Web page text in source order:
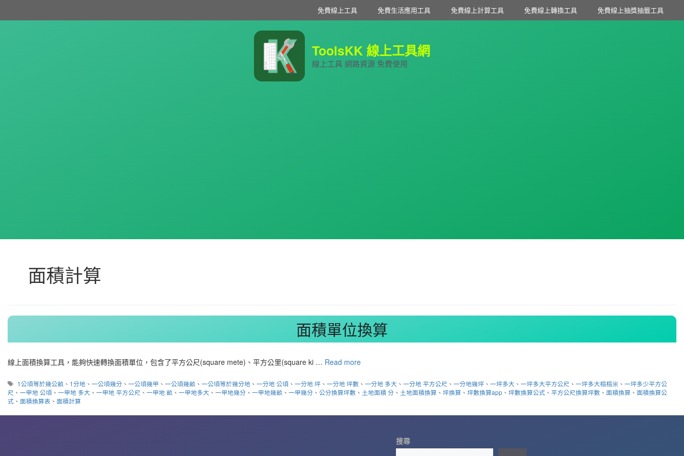
免費線上工具 免費生活應用工具 免費線上計算工具 免費線上轉換工具 免費線上抽獎抽籤工具
ToolsKK 線上工具網
線上工具 網路資源 免費使用
面積計算
面積單位換算
線上面積換算工具，能夠快速轉換面積單位，包含了平方公尺(square mete)、平方公里(square ki … Read more
標
籤
1公頃等於幾公畝 、 1分地 、一公頃幾分 、一公頃幾甲 、一公頃幾畝 、一公頃等於幾分地 、一分地 公頃 、一分地 坪 、一分地 坪數 、一分地 多大 、一分地 平方公尺 、一分地幾坪 、一坪多大 、一坪多大平方公尺 、一坪多大榻榻米 、一坪多少平方公
尺 、 一甲地 公頃 、 一甲地 多大 、 一甲地 平方公尺 、 一甲地 畝 、 一甲地多大 、 一甲地幾分 、 一甲地幾畝 、 一甲幾分 、 公分換算坪數 、 土地面積 分 、 土地面積換算 、 坪換算 、 坪數換算app 、 坪數換算公式 、 平方公尺換算坪數 、 面積換算 、 面積換算公
式 、 面積換算表 、 面積計算
搜尋